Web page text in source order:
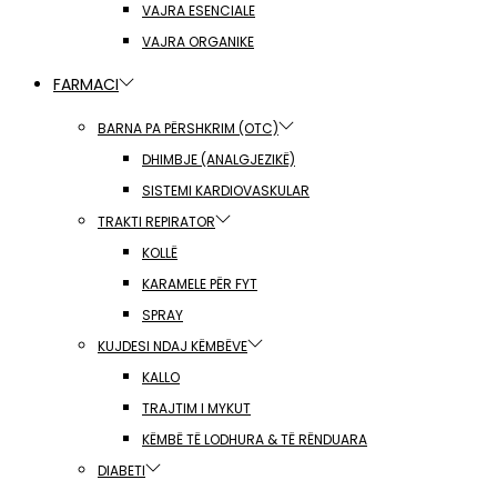
VAJRA ESENCIALE
VAJRA ORGANIKE
FARMACI
BARNA PA PËRSHKRIM (OTC)
DHIMBJE (ANALGJEZIKË)
SISTEMI KARDIOVASKULAR
TRAKTI REPIRATOR
KOLLË
KARAMELE PËR FYT
SPRAY
KUJDESI NDAJ KËMBËVE
KALLO
TRAJTIM I MYKUT
KËMBË TË LODHURA & TË RËNDUARA
DIABETI